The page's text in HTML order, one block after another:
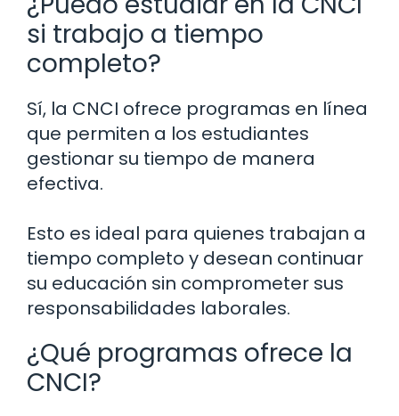
si trabajo a tiempo
completo?
Sí, la CNCI ofrece programas en línea
que permiten a los estudiantes
gestionar su tiempo de manera
efectiva.
Esto es ideal para quienes trabajan a
tiempo completo y desean continuar
su educación sin comprometer sus
responsabilidades laborales.
¿Qué programas ofrece la
CNCI?